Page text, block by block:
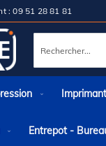
: 09 51 28 81 81
Rechercher
Entrepot -